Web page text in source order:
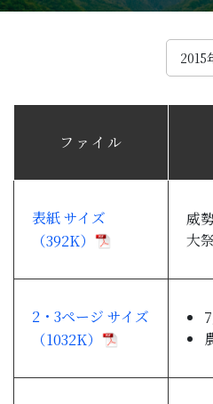
観光
子育て・教育
移住・定住
ビジネス・産業
2015
ファイル
表紙 サイズ
（392K）
威
大
2・3ページ サイズ
（1032K）